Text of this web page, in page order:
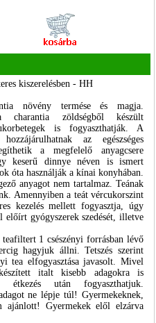
kiszerelésben - HH
növény termése és magja.
charantia zöldségből készült
is fogyaszthatják. A
az egészséges
a megfelelő anyagcsere
keserű dinnye néven is ismert
óta használják a kínai konyhában.
anyagot nem tartalmaz. Teának
Amennyiben a teát vércukorszint
kezelés mellett fogyasztja, úgy
előírt gyógyszerek szedését, illetve
1 csészényi forrásban lévő
hagyjuk állni. Tetszés szerint
tea elfogyasztása javasolt. Mivel
italt kisebb adagokra is
után fogyaszthatjuk.
ne lépje túl! Gyermekeknek,
ajánlott! Gyermekek elől elzárva